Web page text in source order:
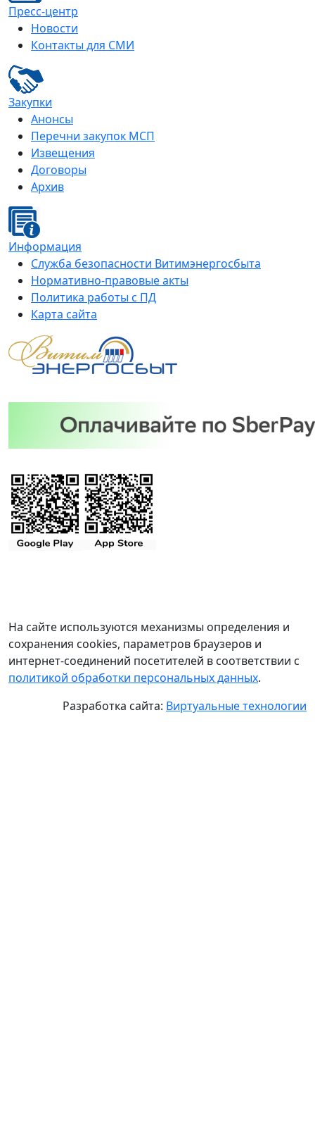
Пресс-центр
Новости
Контакты для СМИ
Закупки
Анонсы
Перечни закупок МСП
Извещения
Договоры
Архив
Информация
Служба безопасности Витимэнергосбыта
Нормативно-правовые акты
Политика работы с ПД
Карта сайта
На сайте используются механизмы определения и
сохранения cookies, параметров браузеров и
интернет-соединений посетителей в соответствии с
политикой обработки персональных данных.
Разработка сайта: Виртуальные технологии